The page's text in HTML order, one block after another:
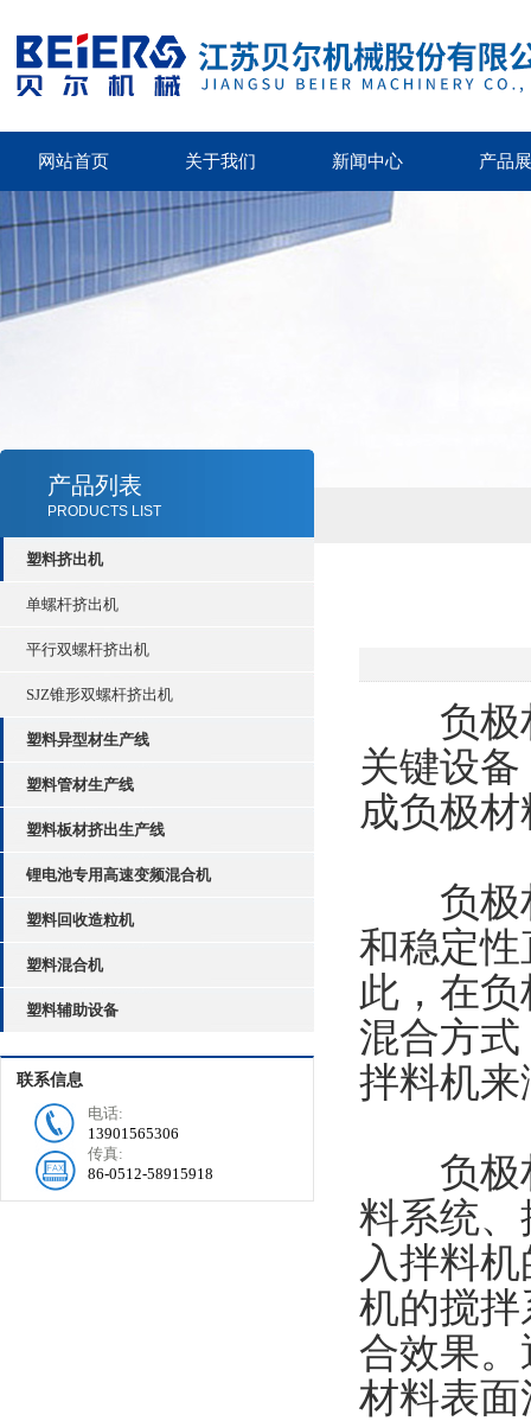
网站首页 关于我们 新闻中心 产品
产品列表
PRODUCTS LIST
塑料挤出机
单螺杆挤出机
平行双螺杆挤出机
SJZ锥形双螺杆挤出机
塑料异型材生产线
塑料管材生产线
塑料板材挤出生产线
锂电池专用高速变频混合机
塑料回收造粒机
塑料混合机
塑料辅助设备
联系信息
电话:
13901565306
传真:
86-0512-58915918
负极材
关键设
成负极
负极材
和稳定
此，在
混合方
拌料机
负极材
料系统
入拌料
机的搅
合效果
材料表